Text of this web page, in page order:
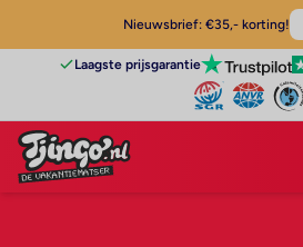
Nieuwsbrief: €35,- korting!
Laagste prijsgarantie